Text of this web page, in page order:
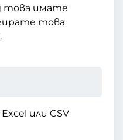
това имате
това
или CSV